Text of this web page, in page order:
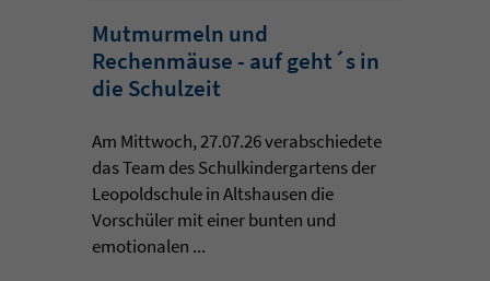
Mutmurmeln und
Rechenmäuse - auf geht´s in
die Schulzeit
Am Mittwoch, 27.07.26 verabschiedete
das Team des Schulkindergartens der
Leopoldschule in Altshausen die
Vorschüler mit einer bunten und
emotionalen ...